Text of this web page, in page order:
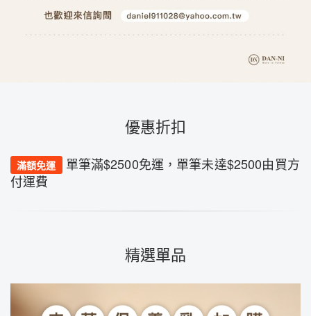
優惠折扣
滿額免運
單筆滿$2500免運，單筆未達$2500由買方
付運費
精選單品